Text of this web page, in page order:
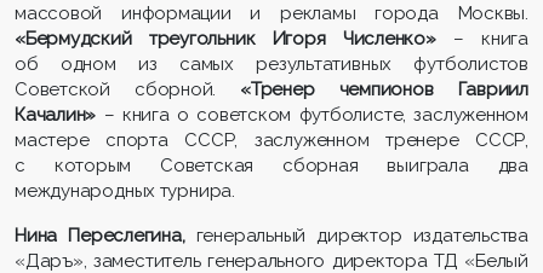
массовой информации и рекламы города Москвы.
«Бермудский треугольник Игоря Численко»– книга
об одном из самых результативных футболистов
Советской сборной. «Тренер чемпионов Гавриил
Качалин» – книга о советском футболисте, заслуженном
мастере спорта СССР, заслуженном тренере СССР,
с которым Советская сборная выиграла два
международных турнира.
Нина Переслегина,генеральный директор издательства
«Даръ», заместитель генерального директора ТД «Белый